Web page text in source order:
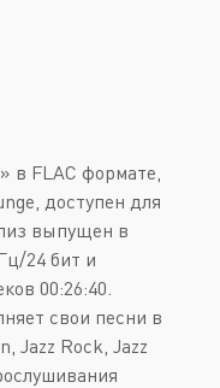
в FLAC формате,
доступен для
выпущен в
24 бит и
00:26:40.
свои песни в
Jazz Rock, Jazz